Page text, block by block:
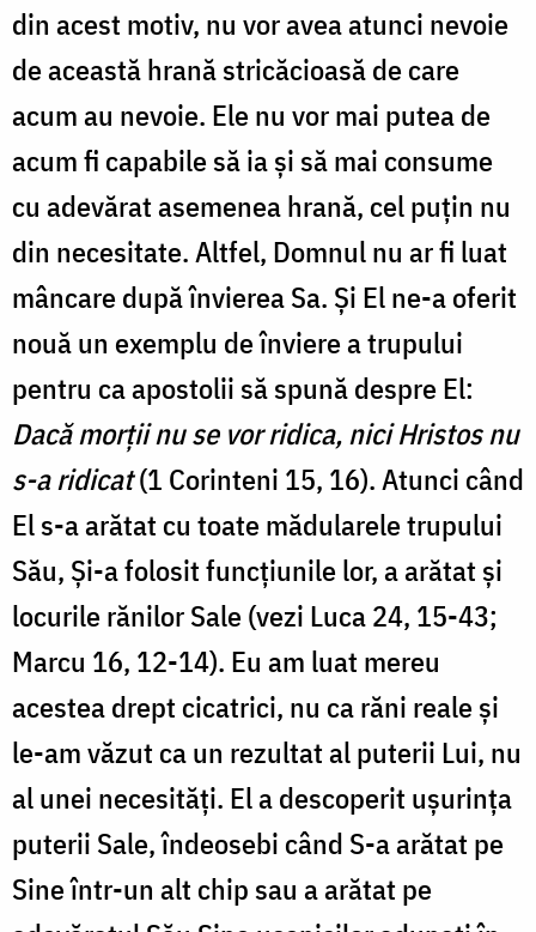
din acest motiv, nu vor avea atunci nevoie
de această hrană stricăcioasă de care
acum au nevoie. Ele nu vor mai putea de
acum fi capabile să ia şi să mai consume
cu adevărat asemenea hrană, cel puțin nu
din necesitate. Altfel, Domnul nu ar fi luat
mâncare după învierea Sa. Şi El ne-a oferit
nouă un exemplu de înviere a trupului
pentru ca apostolii să spună despre El:
Dacă morţii nu se vor ridica, nici Hristos nu
s-a ridicat(1 Corinteni 15, 16). Atunci când
El s-a arătat cu toate mădularele trupului
Său, Și-a folosit funcţiunile lor, a arătat şi
locurile rănilor Sale (vezi Luca 24, 15-43;
Marcu 16, 12-14). Eu am luat mereu
acestea drept cicatrici, nu ca răni reale şi
le-am văzut ca un rezultat al puterii Lui, nu
al unei necesităţi. El a descoperit uşurinţa
puterii Sale, îndeosebi când S-a arătat pe
Sine într-un alt chip sau a arătat pe